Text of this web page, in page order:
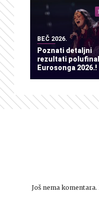
BEČ 2026.
Poznati detaljni
rezultati
Eurosonga 2026.!
Još nema